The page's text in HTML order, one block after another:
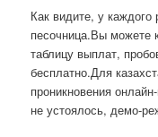
Как видите, у
песочница.Вы можете
таблицу выплат,
бесплатно.Для
проникновения
не устоялось, демо-